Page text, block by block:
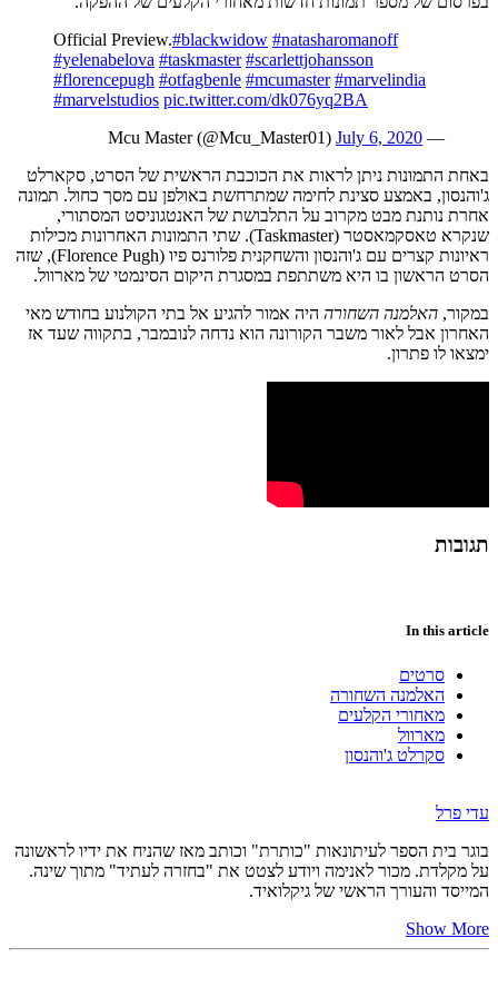
Official Preview.#blackwidow #natasharomanoff
#yelenabelova #taskmaster #scarlettjohansson
#florencepugh #otfagbenle #mcumaster #marvelindia
#marvelstudios pic.twitter.com/dk076yq2BA
— Mcu Master (@Mcu_Master01)
July 6, 2020
באחת התמונות ניתן לראות את הכוכבת הראשית של הסרט, סקארלט
ג'והנסון, באמצע סצינת לחימה שמתרחשת באולפן עם מסך כחול. תמונה
אחרת נותנת מבט מקרוב על התלבושת של האנטגוניסט המסתורי,
שנקרא טאסקמאסטר (Taskmaster). שתי התמונות האחרונות מכילות
ראיונות קצרים עם ג'והנסון והשחקנית פלורנס פיו (Florence Pugh), שזה
הסרט הראשון בו היא משתתפת במסגרת היקום הסינמטי של מארוול.
במקור, האלמנה השחורה היה אמור להגיע אל בתי הקולנוע בחודש מאי
האחרון אבל לאור משבר הקורונה הוא נדחה לנובמבר, בתקווה שעד אז
ימצאו לו פתרון.
תגובות
In this article
סרטים
האלמנה השחורה
מאחורי הקלעים
מארוול
סקרלט ג'והנסון
עדי פרל
בוגר בית הספר לעיתונאות "כותרת" וכותב מאז שהניח את ידיו לראשונה
על מקלדת. מכור לאנימה ויודע לצטט את "בחזרה לעתיד" מתוך שינה.
המייסד והעורך הראשי של גיקלואיד.
Show More